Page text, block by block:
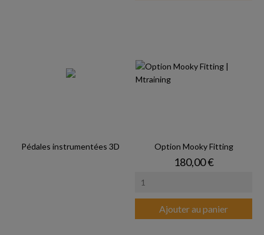
Pédales instrumentées 3D Option Mooky Fitting
Prix
180,00 €
Ajouter au panier